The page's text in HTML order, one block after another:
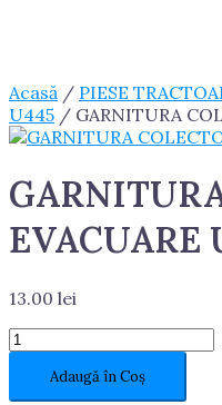
Acasă / PIESE
U445 / GARNITURA
EVACUARE
13.00 lei
Cantitate
GARNITURA
COLECTOR
Adaugă în Coș